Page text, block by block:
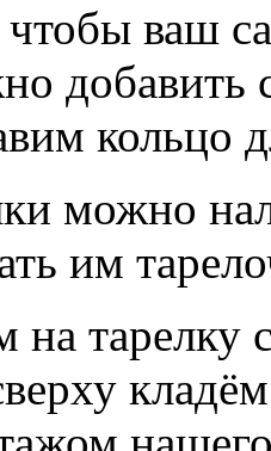
чтобы ваш
добавить
кольцо
можно
им
тарелку